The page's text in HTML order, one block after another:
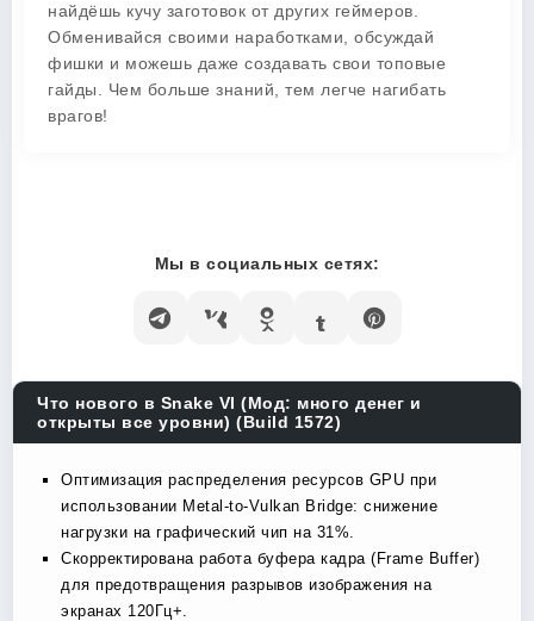
найдёшь кучу заготовок от других геймеров.
Обменивайся своими наработками, обсуждай
фишки и можешь даже создавать свои топовые
гайды. Чем больше знаний, тем легче нагибать
врагов!
Мы в социальных сетях:
Что нового в Snake VI (Мод: много денег и
открыты все уровни) (Build 1572)
Оптимизация распределения ресурсов GPU при
использовании Metal-to-Vulkan Bridge: снижение
нагрузки на графический чип на 31%.
Скорректирована работа буфера кадра (Frame Buffer)
для предотвращения разрывов изображения на
экранах 120Гц+.